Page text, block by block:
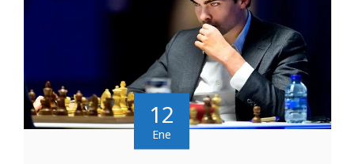
12
Ene